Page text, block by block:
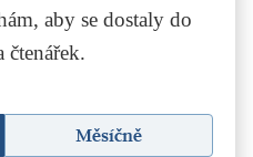
aby se dostaly do
čtenářek.
Měsíčně